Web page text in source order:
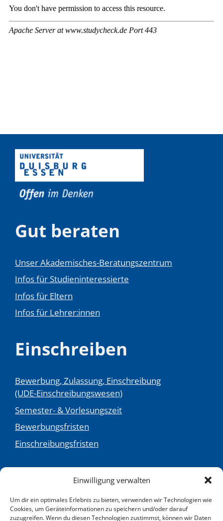
Einwilligung verwalten
Um dir ein optimales Erlebnis zu bieten, verwenden wir Technologien wie
Cookies, um Geräteinformationen zu speichern und/oder darauf
zuzugreifen. Wenn du diesen Technologien zustimmst, können wir Daten
Gut beraten
Unser Akademisches-Beratungszentrum
Infos für Studieninteressierte
Infos für Eltern
Infos für Lehrer:innen
Einschreiben
Bewerbung, Zulassung, Einschreibung
(UDE-Einschreibungswesen)
Semester- & Vorlesungszeit
Bewerbungsfristen
Einschreibungsfristen
...und mehr
Kontakt: